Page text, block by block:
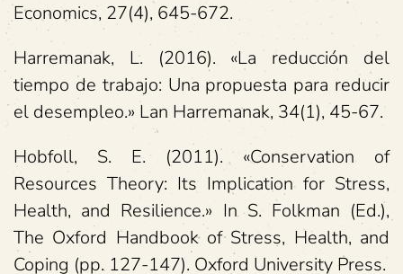
Economics, 27(4), 645-672.
Harremanak, L. (2016). «La reducción del
tiempo de trabajo: Una propuesta para reducir
el desempleo.» Lan Harremanak, 34(1), 45-67.
Hobfoll, S. E. (2011). «Conservation of
Resources Theory: Its Implication for Stress,
Health, and Resilience.» In S. Folkman (Ed.),
The Oxford Handbook of Stress, Health, and
Coping (pp. 127-147). Oxford University Press.